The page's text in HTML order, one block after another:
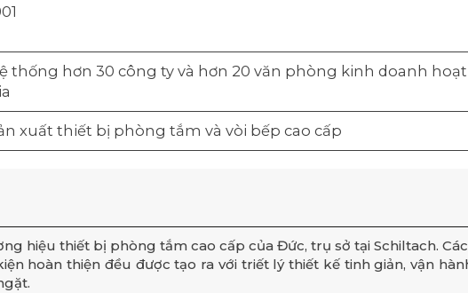
thống hơn 30 công ty và hơn 20 văn phòng kinh doanh
xuất thiết bị phòng tắm và vòi bếp cao cấp
hiệu thiết bị phòng tắm cao cấp của Đức, trụ sở tại Schiltach.
hoàn thiện đều được tạo ra với triết lý thiết kế tinh giản, vận